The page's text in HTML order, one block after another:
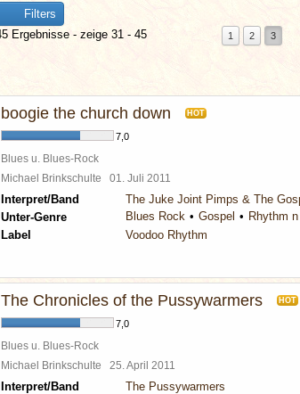
Filters
Ergebnisse - zeige 31 - 45
1 2 3
boogie the church down HOT
7,0
Blues u. Blues-Rock
Michael Brinkschulte 01. Juli 2011
Interpret/Band
The Juke Joint Pimps & The
Unter-Genre
Blues Rock Gospel Rhythm
Label
Voodoo Rhythm
The Chronicles of the Pussywarmers HOT
7,0
Blues u. Blues-Rock
Michael Brinkschulte 25. April 2011
Interpret/Band
The Pussywarmers